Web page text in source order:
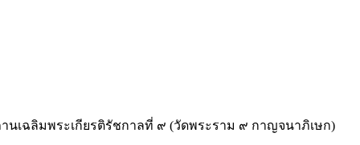
เฉลิมพระเกียรติรัชกาลที่ ๙ (วัดพระราม ๙ กาญจนาภิเษก)